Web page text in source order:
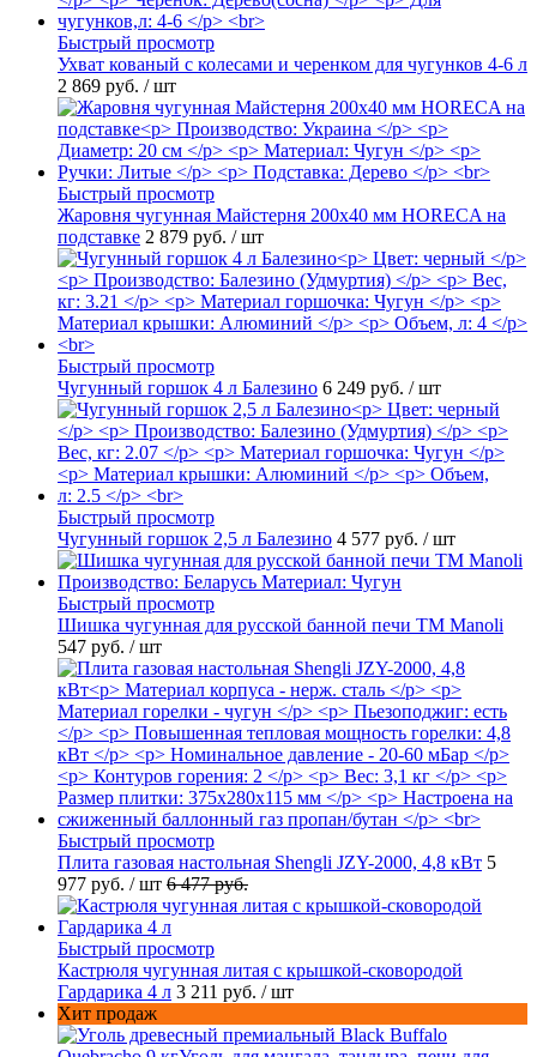
Быстрый просмотр
Ухват кованый с колесами и черенком для чугунков 4-6 л
2 869 руб. / шт
Быстрый просмотр
Жаровня чугунная Майстерня 200х40 мм HORECA на
подставке 2 879 руб. / шт
Быстрый просмотр
Чугунный горшок 4 л Балезино 6 249 руб. / шт
Быстрый просмотр
Чугунный горшок 2,5 л Балезино 4 577 руб. / шт
Быстрый просмотр
Шишка чугунная для русской банной печи ТМ Manoli
547 руб. / шт
Быстрый просмотр
Плита газовая настольная Shengli JZY-2000, 4,8 кВт 5
977 руб. / шт 6 477 руб.
Быстрый просмотр
Кастрюля чугунная литая с крышкой-сковородой
Гардарика 4 л 3 211 руб. / шт
Хит продаж